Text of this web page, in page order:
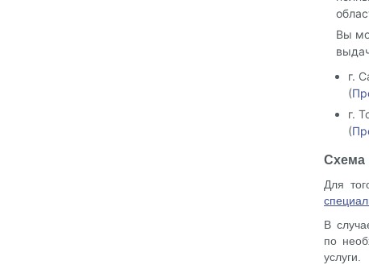
Вы
г.
(
г.
(
Схема
Для
В
по
услуги.